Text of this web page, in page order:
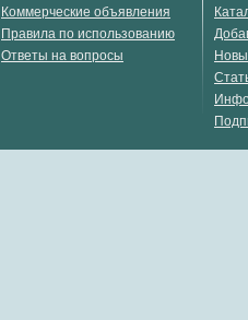
Коммерческие объявления
Правила по использованию
Ответы на вопросы